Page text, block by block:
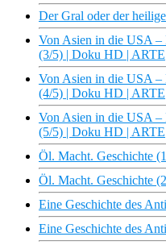
Der Gral oder der
Von Asien in die USA –
(3/5) | Doku HD | ARTE
Von Asien in die USA –
(4/5) | Doku HD | ARTE
Von Asien in die USA –
(5/5) | Doku HD | ARTE
Öl. Macht. Geschichte
Öl. Macht. Geschichte
Eine Geschichte des
Eine Geschichte des